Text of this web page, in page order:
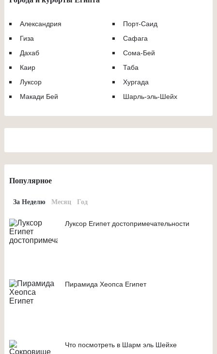
Александрия
Гиза
Дахаб
Каир
Луксор
Макади Бей
Порт-Саид
Сафага
Сома-Бей
Таба
Хургада
Шарль-эль-Шейх
Популярное
За Неделю Месяц Год
Луксор Египет достопримечательности
Пирамида Хеопса Египет
Что посмотреть в Шарм эль Шейхе